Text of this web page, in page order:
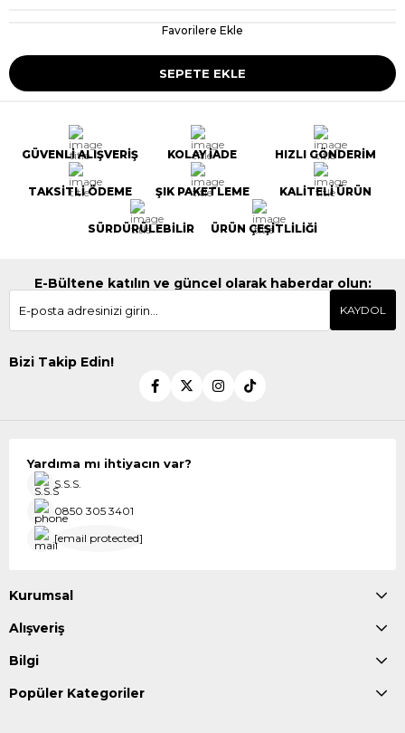
Favorilere Ekle
GÜVENLİ ALIŞVERİŞ KOLAY İADE HIZLI GÖNDERİM
TAKSİTLİ ÖDEME ŞIK PAKETLEME KALİTELİ ÜRÜN
SÜRDÜRÜLEBİLİR ÜRÜN ÇEŞİTLİLİĞİ
E-Bültene katılın ve güncel olarak haberdar olun:
KAYDOL
Bizi Takip Edin!
Yardıma mı ihtiyacın var?
S.S.S.
0850 305 3401
[email protected]
Kurumsal
Alışveriş
Bilgi
Popüler Kategoriler